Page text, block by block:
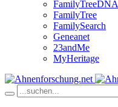
FamilyTreeDNA
FamilyTree
FamilySearch
Geneanet
23andMe
MyHeritage